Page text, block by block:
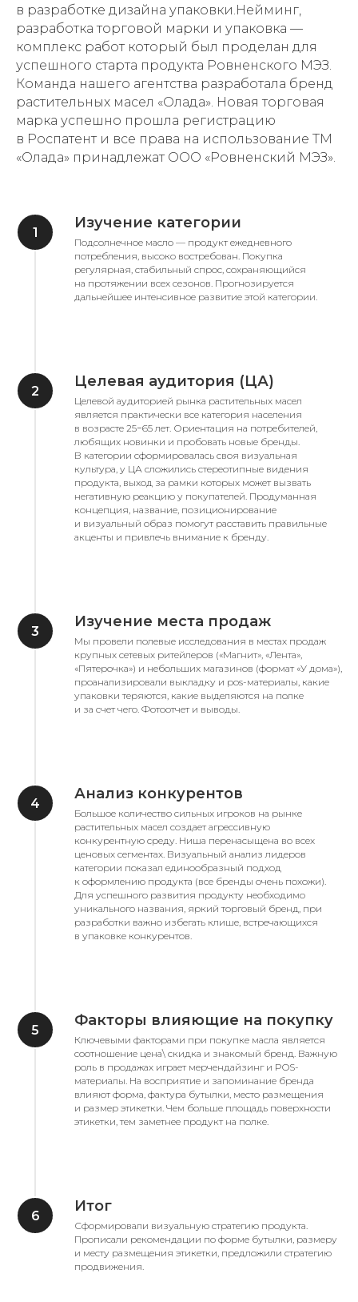
в разработке дизайна упаковки.Нейминг,
разработка торговой марки и упаковка —
комплекс работ который был проделан для
успешного старта продукта Ровненского МЭЗ.
Команда нашего агентства разработала бренд
растительных масел «Олада». Новая торговая
марка успешно прошла регистрацию
в Роспатент и все права на использование ТМ
«Олада» принадлежат ООО «Ровненский МЭЗ».
Изучение категории
Подсолнечное масло — продукт ежедневного
потребления, высоко востребован. Покупка
регулярная, стабильный спрос, сохраняющийся
на протяжении всех сезонов. Прогнозируется
дальнейшее интенсивное развитие этой категории.
Целевая аудитория (ЦА)
Целевой аудиторией рынка растительных масел
является практически все категория населения
в возрасте 25−65 лет. Ориентация на потребителей,
любящих новинки и пробовать новые бренды.
В категории сформировалась своя визуальная
культура, у ЦА сложились стереотипные видения
продукта, выход за рамки которых может вызвать
негативную реакцию у покупателей. Продуманная
концепция, название, позиционирование
и визуальный образ помогут расставить правильные
акценты и привлечь внимание к бренду.
Изучение места продаж
Мы провели полевые исследования в местах продаж
крупных сетевых ритейлеров («Магнит», «Лента»,
«Пятерочка») и небольших магазинов (формат «У дома»),
проанализировали выкладку и pos-материалы, какие
упаковки теряются, какие выделяются на полке
и за счет чего. Фотоотчет и выводы.
Анализ конкурентов
Большое количество сильных игроков на рынке
растительных масел создает агрессивную
конкурентную среду. Ниша перенасыщена во всех
ценовых сегментах. Визуальный анализ лидеров
категории показал единообразный подход
к оформлению продукта (все бренды очень похожи).
Для успешного развития продукту необходимо
уникального названия, яркий торговый бренд, при
разработки важно избегать клише, встречающихся
в упаковке конкурентов.
Факторы влияющие на покупку
Ключевыми факторами при покупке масла является
соотношение цена\ скидка и знакомый бренд. Важную
роль в продажах играет мерчендайзинг и POS-
материалы. На восприятие и запоминание бренда
влияют форма, фактура бутылки, место размещения
и размер этикетки. Чем больше площадь поверхности
этикетки, тем заметнее продукт на полке.
Итог
Сформировали визуальную стратегию продукта.
Прописали рекомендации по форме бутылки, размеру
и месту размещения этикетки, предложили стратегию
продвижения.